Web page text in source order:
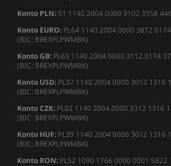
Konto PLN: 51 1140 2004 0000 3102 3558
Konto EURO: PL64 1140 2004 0000 3812
(BIC: BREXPLPWMBK)
Konto GB: PL63 1140 2004 0000 3112 0174
(BIC: BREXPLPWMBK)
Konto USD: PL37 1140 2004 0000 3012 1316
(BIC: BREXPLPWMBK)
Konto CZK: PL02 1140 2004 0000 3312 1316
(BIC: BREXPLPWMBK)
Konto HUF: PL39 1140 2004 0000 3012 1316
(BIC: BREXPLPWMBK)
Konto RON: PL52 1090 1766 0000 0001 5822